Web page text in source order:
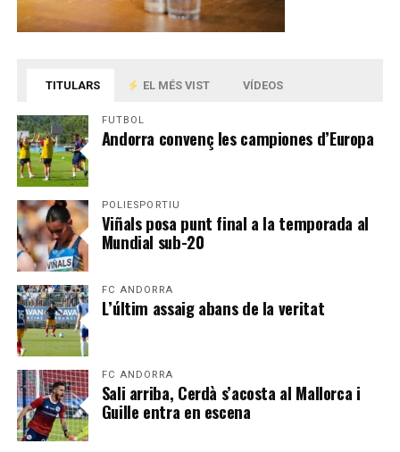
TITULARS EL MÉS VIST VÍDEOS
FUTBOL
Andorra convenç les campiones d’Europa
POLIESPORTIU
Viñals posa punt final a la temporada al
Mundial sub-20
FC ANDORRA
L’últim assaig abans de la veritat
FC ANDORRA
Sali arriba, Cerdà s’acosta al Mallorca i
Guille entra en escena